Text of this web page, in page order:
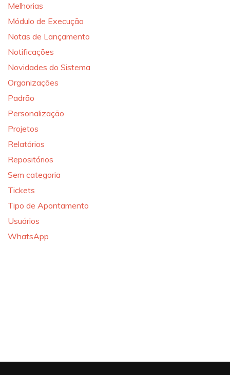
Melhorias
Módulo de Execução
Notas de Lançamento
Notificações
Novidades do Sistema
Organizações
Padrão
Personalização
Projetos
Relatórios
Repositórios
Sem categoria
Tickets
Tipo de Apontamento
Usuários
WhatsApp